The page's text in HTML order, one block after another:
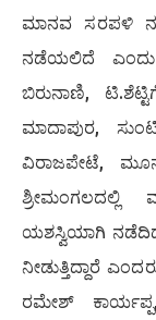
ಮಾನವ ಸರಪಳಿ
ನಡೆಯಲಿದೆ ಎಂದು
ಬಿರುನಾಣಿ,
ಮಾದಾಪುರ,
ವಿರಾಜಪೇಟೆ,
ಯಶಸ್ವಿಯಾಗಿ
ನೀಡುತ್ತಿದ್ದಾರೆ
ರಮೇಶ್